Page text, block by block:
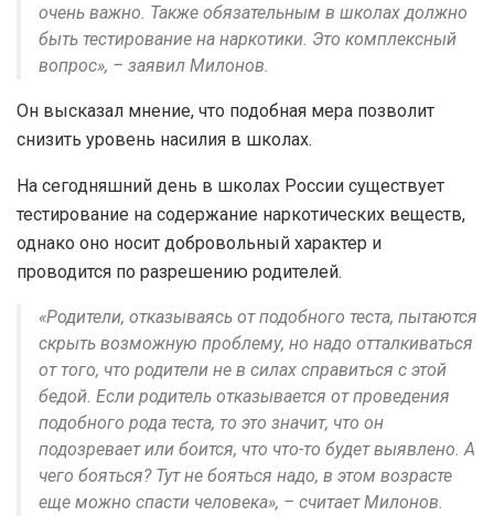
очень важно. Также обязательным в школах должно
быть тестирование на наркотики. Это комплексный
вопрос», – заявил Милонов.
Он высказал мнение, что подобная мера позволит
снизить уровень насилия в школах.
На сегодняшний день в школах России существует
тестирование на содержание наркотических веществ,
однако оно носит добровольный характер и
проводится по разрешению родителей.
«Родители, отказываясь от подобного теста, пытаются
скрыть возможную проблему, но надо отталкиваться
от того, что родители не в силах справиться с этой
бедой. Если родитель отказывается от проведения
подобного рода теста, то это значит, что он
подозревает или боится, что что-то будет выявлено. А
чего бояться? Тут не бояться надо, в этом возрасте
еще можно спасти человека», – считает Милонов.